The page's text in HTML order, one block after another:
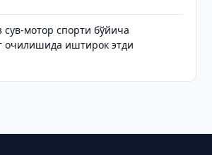
мотор спорти бўйича
очилишида иштирок этди